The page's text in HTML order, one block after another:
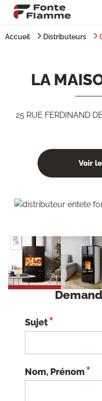
Accueil Distributeurs
LA
25 RUE FERDINAND
Voir
Sujet*
Nom, Prénom*